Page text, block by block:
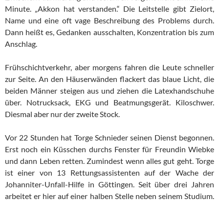
Minute. „Akkon hat verstanden.“ Die Leitstelle gibt Zielort,
Name und eine oft vage Beschreibung des Problems durch.
Dann heißt es, Gedanken ausschalten, Konzentration bis zum
Anschlag.
Frühschichtverkehr, aber morgens fahren die Leute schneller
zur Seite. An den Häuserwänden flackert das blaue Licht, die
beiden Männer steigen aus und ziehen die Latexhandschuhe
über. Notrucksack, EKG und Beatmungsgerät. Kiloschwer.
Diesmal aber nur der zweite Stock.
Vor 22 Stunden hat Torge Schnieder seinen Dienst begonnen.
Erst noch ein Küsschen durchs Fenster für Freundin Wiebke
und dann Leben retten. Zumindest wenn alles gut geht. Torge
ist einer von 13 Rettungsassistenten auf der Wache der
Johanniter-Unfall-Hilfe in Göttingen. Seit über drei Jahren
arbeitet er hier auf einer halben Stelle neben seinem Studium.